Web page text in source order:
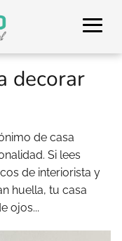
decorar
de casa
Si lees
de interiorista y
huella, tu casa
ojos...